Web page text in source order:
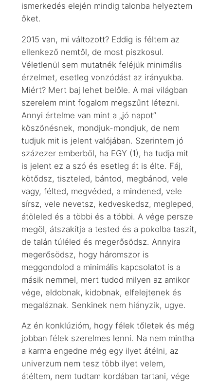
ismerkedés elején mindig talonba helyeztem
őket.
2015 van, mi változott? Eddig is féltem az
ellenkező nemtől, de most piszkosul.
Véletlenül sem mutatnék feléjük minimális
érzelmet, esetleg vonzódást az irányukba.
Miért? Mert baj lehet belőle. A mai világban
szerelem mint fogalom megszűnt létezni.
Annyi értelme van mint a „jó napot”
köszönésnek, mondjuk-mondjuk, de nem
tudjuk mit is jelent valójában. Szerintem jó
százezer emberből, ha EGY (1), ha tudja mit
is jelent ez a szó és esetleg át is élte. Fáj,
kötődsz, tiszteled, bántod, megbánod, vele
vagy, félted, megvéded, a mindened, vele
sírsz, vele nevetsz, kedveskedsz, megleped,
átöleled és a többi és a többi. A vége persze
megöl, átszakítja a tested és a pokolba taszít,
de talán túléled és megerősödsz. Annyira
megerősödsz, hogy háromszor is
meggondolod a minimális kapcsolatot is a
másik nemmel, mert tudod milyen az amikor
vége, eldobnak, kidobnak, elfelejtenek és
megaláznak. Senkinek nem hiányzik, ugye.
Az én konklúzióm, hogy félek tőletek és még
jobban félek szerelmes lenni. Na nem mintha
a karma engedne még egy ilyet átélni, az
univerzum nem tesz több ilyet velem,
átéltem, nem tudtam kordában tartani, vége